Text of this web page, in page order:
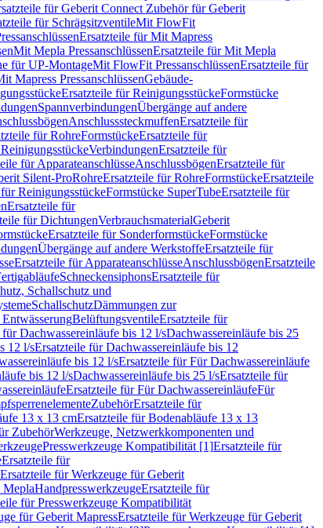
für Geberit Connect Zubehör für Geberit
für SchrägsitzventileMit FlowFit
Ersatzteile für Mit Mapress
Mit Mepla PressanschlüssenErsatzteile für Mit Mepla
für UP-MontageMit FlowFit PressanschlüssenErsatzteile für
Mapress PressanschlüssenGebäude-
Ersatzteile für ReinigungsstückeFormstücke
SpannverbindungenÜbergänge auf andere
AnschlusssteckmuffenErsatzteile für
für RohreFormstückeErsatzteile für
VerbindungenErsatzteile für
für ApparateanschlüsseAnschlussbögenErsatzteile für
Silent-ProRohreErsatzteile für RohreFormstückeErsatzteile
ReinigungsstückeFormstücke SuperTubeErsatzteile für
Ersatzteile für
für DichtungenVerbrauchsmaterialGeberit
Ersatzteile für SonderformstückeFormstücke
Übergänge auf andere WerkstoffeErsatzteile für
Ersatzteile für ApparateanschlüsseAnschlussbögenErsatzteile
SchneckensiphonsErsatzteile für
Schallschutz und
SchallschutzDämmungen zur
BelüftungsventileErsatzteile für
Dachwassereinläufe bis 12 l/sDachwassereinläufe bis 25
12 l/sErsatzteile für Dachwassereinläufe bis 12
bis 12 l/sErsatzteile für Für Dachwassereinläufe
bis 12 l/sDachwassereinläufe bis 25 l/sErsatzteile für
Ersatzteile für Für DachwassereinläufeFür
ZubehörErsatzteile für
13 x 13 cmErsatzteile für Bodenabläufe 13 x 13
ZubehörWerkzeuge, Netzwerkkomponenten und
Presswerkzeuge Kompatibilität [1]Ersatzteile für
Ersatzteile für
Ersatzteile für Werkzeuge für Geberit
MeplaHandpresswerkzeugeErsatzteile für
für Presswerkzeuge Kompatibilität
für Geberit MapressErsatzteile für Werkzeuge für Geberit